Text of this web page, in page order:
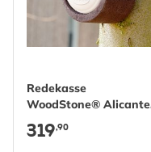
Redekasse
WoodStone® Alicante
halvåben - Brun
319,90